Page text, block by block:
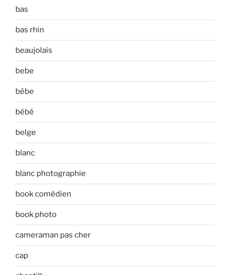
bas
bas rhin
beaujolais
bebe
bébe
bébé
belge
blanc
blanc photographie
book comédien
book photo
cameraman pas cher
cap